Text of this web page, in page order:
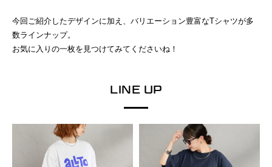
今回ご紹介したデザインに加え、バリエーション豊富なTシャツが多
数ラインナップ。
お気に入りの一枚を見つけてみてくださいね！
LINE UP